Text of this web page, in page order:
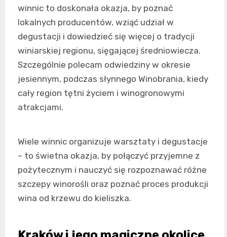
winnic to doskonała okazja, by poznać
lokalnych producentów, wziąć udział w
degustacji i dowiedzieć się więcej o tradycji
winiarskiej regionu, sięgającej średniowiecza.
Szczególnie polecam odwiedziny w okresie
jesiennym, podczas słynnego Winobrania, kiedy
cały region tętni życiem i winogronowymi
atrakcjami.
Wiele winnic organizuje warsztaty i degustacje
– to świetna okazja, by połączyć przyjemne z
pożytecznym i nauczyć się rozpoznawać różne
szczepy winorośli oraz poznać proces produkcji
wina od krzewu do kieliszka.